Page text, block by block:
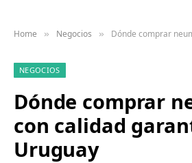
Home » Negocios » Dónde comprar neumáticos
NEGOCIOS
Dónde comprar
con calidad
Uruguay